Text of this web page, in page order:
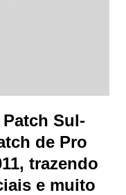
Patch Sul-
de Pro
trazendo
e muito